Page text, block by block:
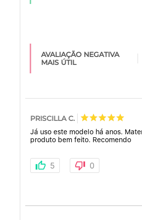
AVALIAÇÃO NEGATIVA
MAIS ÚTIL
PRISCILLA C.
Já uso este modelo há anos.
produto bem feito. Recomendo
5 0